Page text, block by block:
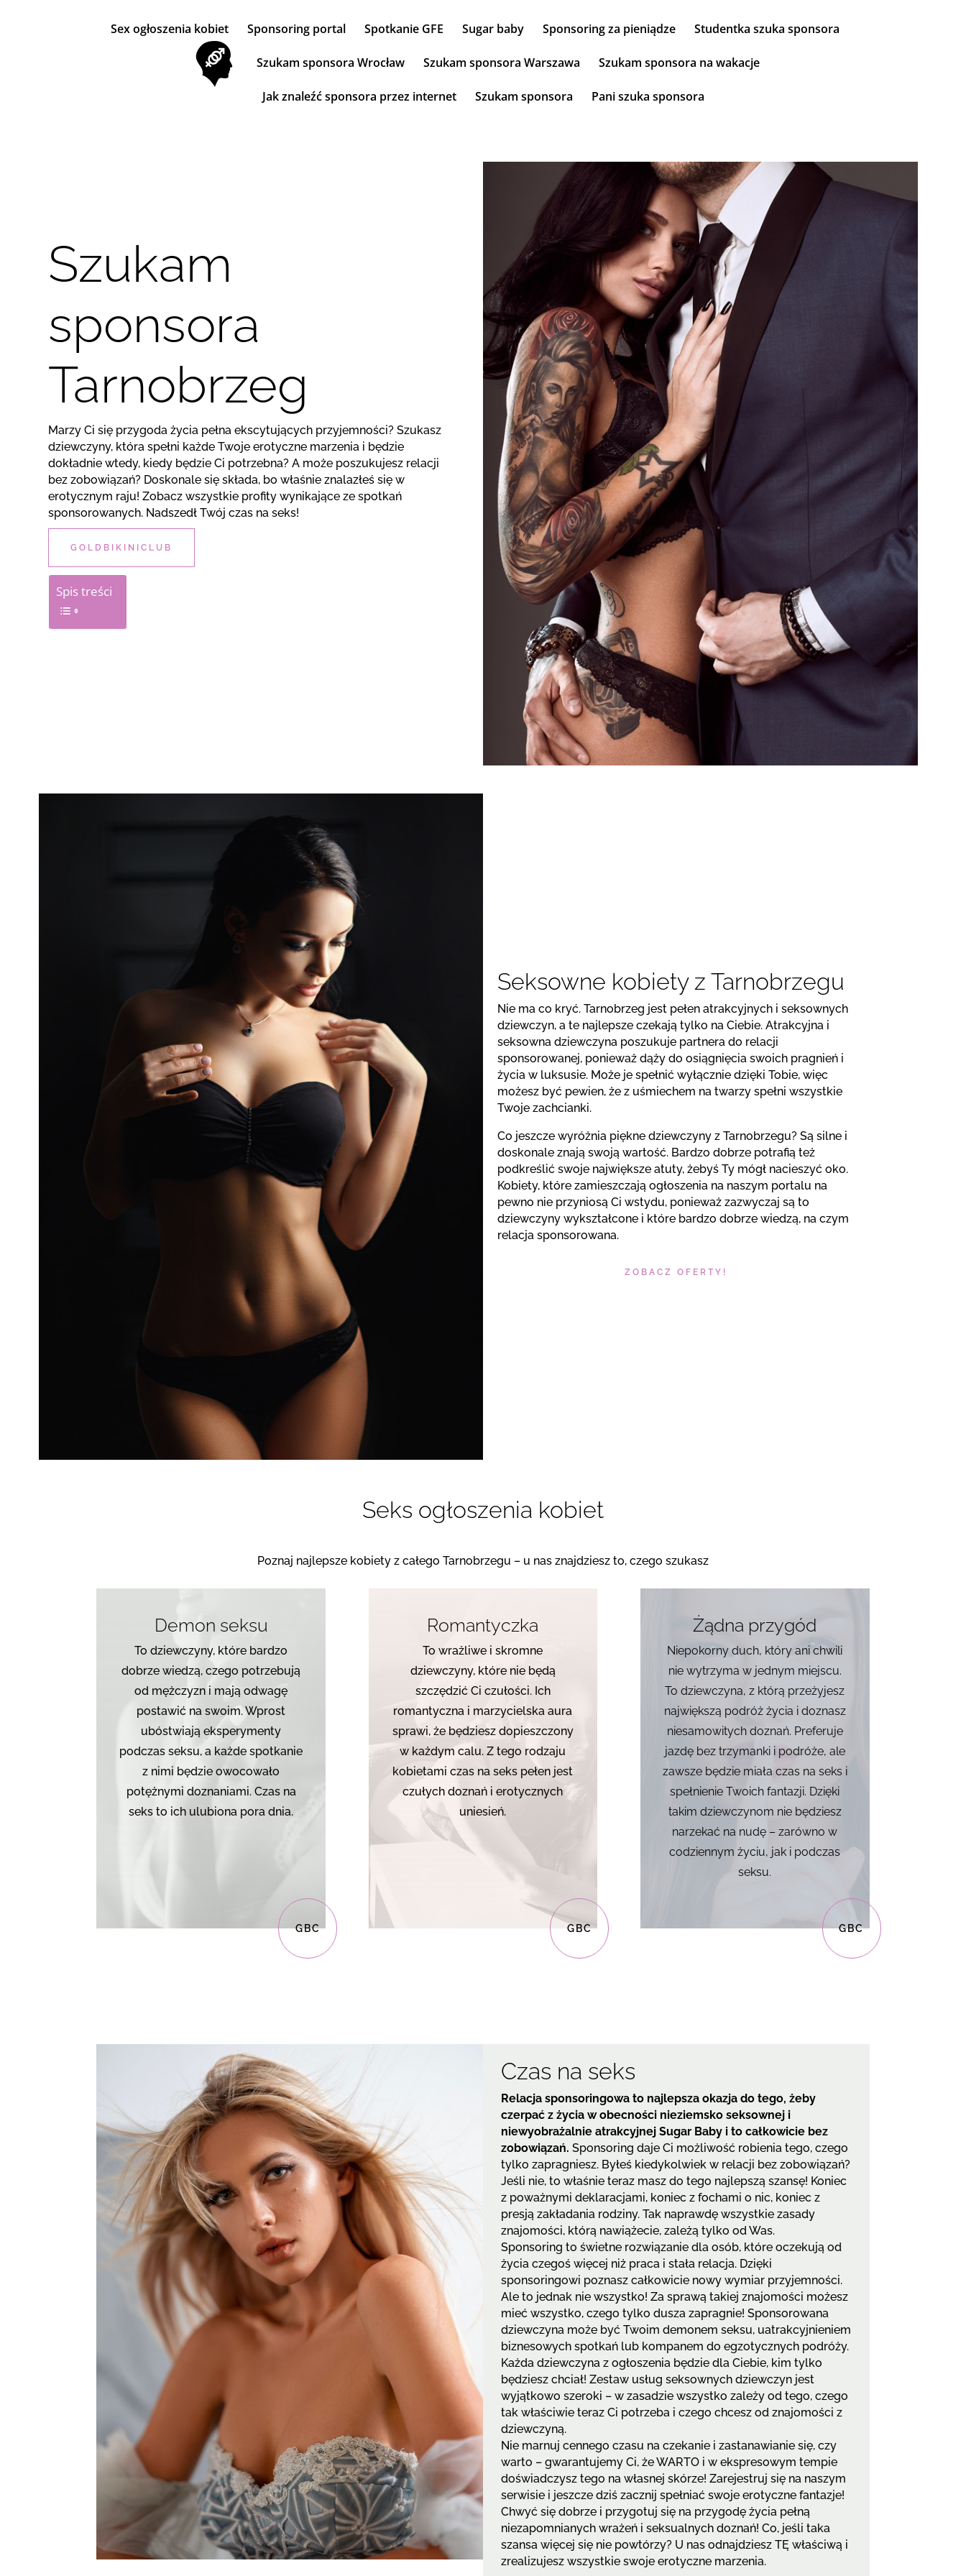
Sex ogłoszenia kobiet Sponsoring portal Spotkanie GFE Sugar baby Sponsoring za pieniądze Studentka szuka sponsora
Szukam sponsora Wrocław Szukam sponsora Warszawa Szukam sponsora na wakacje
Jak znaleźć sponsora przez internet Szukam sponsora Pani szuka sponsora
Szukam
sponsora
Tarnobrzeg
Marzy Ci się przygoda życia pełna ekscytujących przyjemności? Szukasz
dziewczyny, która spełni każde Twoje erotyczne marzenia i będzie
dokładnie wtedy, kiedy będzie Ci potrzebna? A może poszukujesz relacji
bez zobowiązań? Doskonale się składa, bo właśnie znalazłeś się w
erotycznym raju! Zobacz wszystkie profity wynikające ze spotkań
sponsorowanych. Nadszedł Twój czas na seks!
GOLDBIKINICLUB
Spis treści
Seksowne kobiety z Tarnobrzegu
Nie ma co kryć. Tarnobrzeg jest pełen atrakcyjnych i seksownych
dziewczyn, a te najlepsze czekają tylko na Ciebie. Atrakcyjna i
seksowna dziewczyna poszukuje partnera do relacji
sponsorowanej, ponieważ dąży do osiągnięcia swoich pragnień i
życia w luksusie. Może je spełnić wyłącznie dzięki Tobie, więc
możesz być pewien, że z uśmiechem na twarzy spełni wszystkie
Twoje zachcianki.
Co jeszcze wyróżnia piękne dziewczyny z Tarnobrzegu? Są silne i
doskonale znają swoją wartość. Bardzo dobrze potrafią też
podkreślić swoje największe atuty, żebyś Ty mógł nacieszyć oko.
Kobiety, które zamieszczają ogłoszenia na naszym portalu na
pewno nie przyniosą Ci wstydu, ponieważ zazwyczaj są to
dziewczyny wykształcone i które bardzo dobrze wiedzą, na czym
relacja sponsorowana.
ZOBACZ OFERTY!
Seks ogłoszenia kobiet
Poznaj najlepsze kobiety z całego Tarnobrzegu – u nas znajdziesz to, czego szukasz
Demon seksu
To dziewczyny, które bardzo
dobrze wiedzą, czego potrzebują
od mężczyzn i mają odwagę
postawić na swoim. Wprost
ubóstwiają eksperymenty
podczas seksu, a każde spotkanie
z nimi będzie owocowało
potężnymi doznaniami. Czas na
seks to ich ulubiona pora dnia.
GBC
Romantyczka
To wrażliwe i skromne
dziewczyny, które nie będą
szczędzić Ci czułości. Ich
romantyczna i marzycielska aura
sprawi, że będziesz dopieszczony
w każdym calu. Z tego rodzaju
kobietami czas na seks pełen jest
czułych doznań i erotycznych
uniesień.
GBC
Żądna przygód
Niepokorny duch, który ani chwili
nie wytrzyma w jednym miejscu.
To dziewczyna, z którą przeżyjesz
największą podróż życia i doznasz
niesamowitych doznań. Preferuje
jazdę bez trzymanki i podróże, ale
zawsze będzie miała czas na seks i
spełnienie Twoich fantazji. Dzięki
takim dziewczynom nie będziesz
narzekać na nudę – zarówno w
codziennym życiu, jak i podczas
seksu.
GBC
Czas na seks
Relacja sponsoringowa to najlepsza okazja do tego, żeby
czerpać z życia w obecności nieziemsko seksownej i
niewyobrażalnie atrakcyjnej Sugar Baby i to całkowicie bez
zobowiązań. Sponsoring daje Ci możliwość robienia tego, czego
tylko zapragniesz. Byłeś kiedykolwiek w relacji bez zobowiązań?
Jeśli nie, to właśnie teraz masz do tego najlepszą szansę! Koniec
z poważnymi deklaracjami, koniec z fochami o nic, koniec z
presją zakładania rodziny. Tak naprawdę wszystkie zasady
znajomości, którą nawiążecie, zależą tylko od Was.
Sponsoring to świetne rozwiązanie dla osób, które oczekują od
życia czegoś więcej niż praca i stała relacja. Dzięki
sponsoringowi poznasz całkowicie nowy wymiar przyjemności.
Ale to jednak nie wszystko! Za sprawą takiej znajomości możesz
mieć wszystko, czego tylko dusza zapragnie! Sponsorowana
dziewczyna może być Twoim demonem seksu, uatrakcyjnieniem
biznesowych spotkań lub kompanem do egzotycznych podróży.
Każda dziewczyna z ogłoszenia będzie dla Ciebie, kim tylko
będziesz chciał! Zestaw usług seksownych dziewczyn jest
wyjątkowo szeroki – w zasadzie wszystko zależy od tego, czego
tak właściwie teraz Ci potrzeba i czego chcesz od znajomości z
dziewczyną.
Nie marnuj cennego czasu na czekanie i zastanawianie się, czy
warto – gwarantujemy Ci, że WARTO i w ekspresowym tempie
doświadczysz tego na własnej skórze! Zarejestruj się na naszym
serwisie i jeszcze dziś zacznij spełniać swoje erotyczne fantazje!
Chwyć się dobrze i przygotuj się na przygodę życia pełną
niezapomnianych wrażeń i seksualnych doznań! Co, jeśli taka
szansa więcej się nie powtórzy? U nas odnajdziesz TĘ właściwą i
zrealizujesz wszystkie swoje erotyczne marzenia.